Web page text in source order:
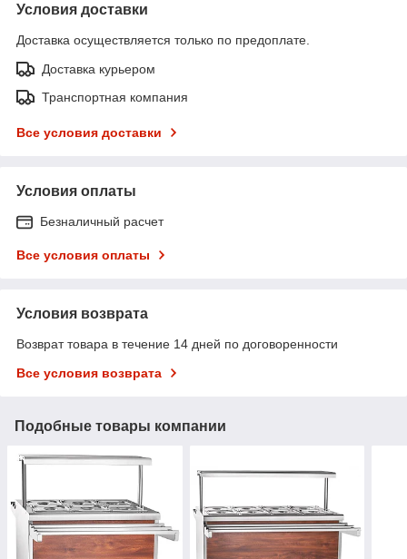
Условия доставки
Доставка осуществляется только по предоплате.
Доставка курьером
Транспортная компания
Все условия доставки
Условия оплаты
Безналичный расчет
Все условия оплаты
Условия возврата
Возврат товара в течение 14 дней по договоренности
Все условия возврата
Подобные товары компании